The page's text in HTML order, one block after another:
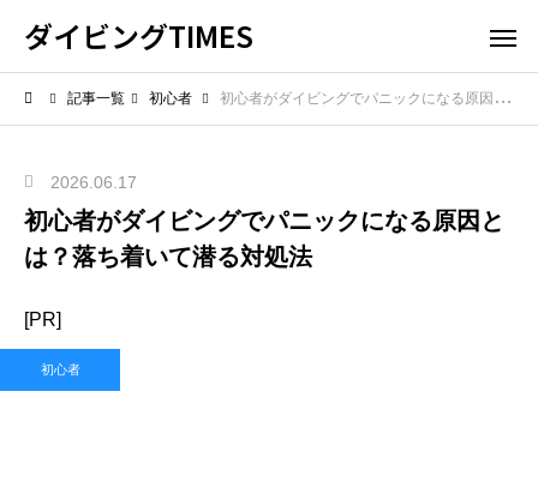
ダイビングTIMES
記事一覧 初心者 初心者がダイビングでパニックになる原因とは？落ち着いて潜る対処法
2026.06.17
初心者がダイビングでパニックになる原因と
は？落ち着いて潜る対処法
[PR]
初心者